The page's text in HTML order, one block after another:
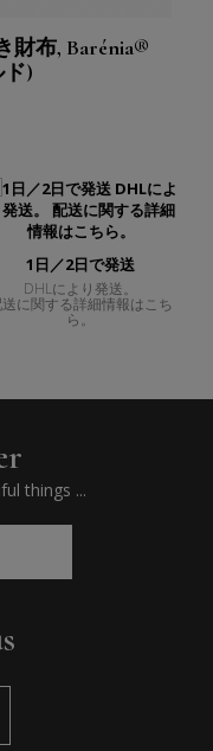
財布, Barénia®
ド)
1日／2日で発送
DHLにより発送。
送に関する詳細情報はこち
ら。
things ...